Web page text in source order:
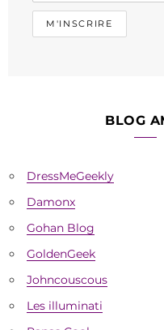
BLOG
DressMeGeekly
Damonx
Gohan Blog
GoldenGeek
Johncouscous
Les illuminati